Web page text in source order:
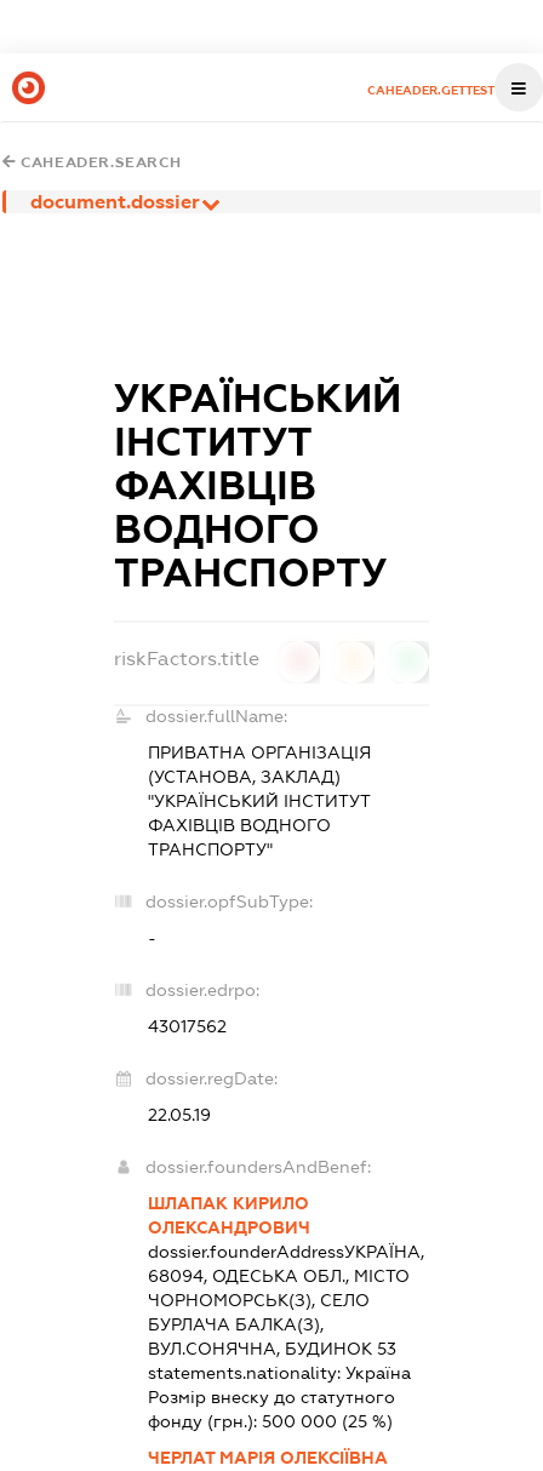
CAHEADER.GETTEST
CAHEADER.SEARCH
document.dossier
УКРАЇНСЬКИЙ
ІНСТИТУТ
ФАХІВЦІВ
ВОДНОГО
ТРАНСПОРТУ
riskFactors.title
dossier.fullName:
ПРИВАТНА ОРГАНІЗАЦІЯ
(УСТАНОВА, ЗАКЛАД)
"УКРАЇНСЬКИЙ ІНСТИТУТ
ФАХІВЦІВ ВОДНОГО
ТРАНСПОРТУ"
dossier.opfSubType:
-
dossier.edrpo:
43017562
dossier.regDate:
22.05.19
dossier.foundersAndBenef:
ШЛАПАК КИРИЛО
ОЛЕКСАНДРОВИЧ
dossier.founderAddressУКРАЇНА,
68094, ОДЕСЬКА ОБЛ., МІСТО
ЧОРНОМОРСЬК(З), СЕЛО
БУРЛАЧА БАЛКА(З),
ВУЛ.СОНЯЧНА, БУДИНОК 53
statements.nationality: Україна
Розмір внеску до статутного
фонду (грн.): 500 000 (25 %)
ЧЕРЛАТ МАРІЯ ОЛЕКСІЇВНА